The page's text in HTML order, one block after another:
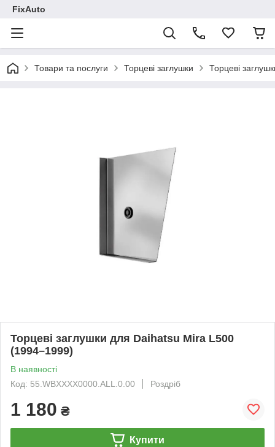
FixAuto
Товари та послуги Торцеві заглушки Торцеві
Торцеві заглушки для Daihatsu Mira L500
(1994–1999)
В наявності
Код: 55.WBXXXX0000.ALL.0.00
Роздріб
1 180 ₴
Купити